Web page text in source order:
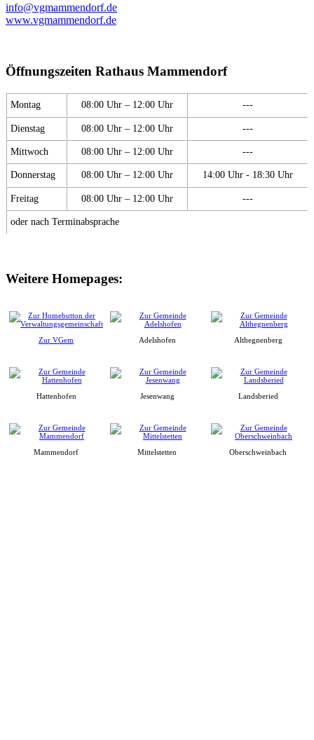
info@vgmammendorf.de
www.vgmammendorf.de
Öffnungszeiten Rathaus Mammendorf
Montag 08:00 Uhr – 12:00 Uhr ---
Dienstag 08:00 Uhr – 12:00 Uhr ---
Mittwoch 08:00 Uhr – 12:00 Uhr ---
Donnerstag 08:00 Uhr – 12:00 Uhr 14:00 Uhr - 18:30 Uhr
Freitag 08:00 Uhr – 12:00 Uhr ---
oder nach Terminabsprache
Weitere Homepages:
Zur VGem Adelshofen Althegnenberg
Hattenhofen Jesenwang Landsberied
Mammendorf Mittelstetten Oberschweinbach